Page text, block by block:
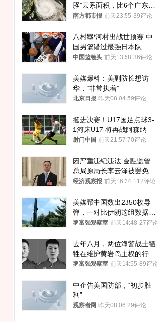
豚”云系面积，比6个广东还
大！深圳官方：注意这件事
南方都市报 前天23:55 39评论
八村塁/河村出战世预赛 中
国男篮错过最强日本队
中国篮镜头 前天13:58 36评论
美媒爆料：美副防长想访
华，“非常执着”
北京日报 昨天08:04 59评论
挺进决赛！U17国足点球3-
1河床U17 将再战阿森纳
射门中国 前天21:57 70评论
因严重违纪违法 金融监管
总局原局长李云泽被罢免全
国人大代表
经济观察报 前天16:24 112评论
美媒帮中国数出2850枚导
弹，一对比伊朗这组数据，
发现出大事了
罗富强观察室 前天14:48 27评论
去年八月，两位海警战士牺
牲在维护黄岩岛主权的行动
中
罗富强观察室 前天14:55 89评论
中企告美国防部，“初步胜
利”
观察者网 昨天08:06 29评论